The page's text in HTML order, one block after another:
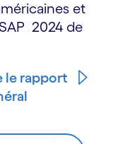
et
2024 de
le rapport